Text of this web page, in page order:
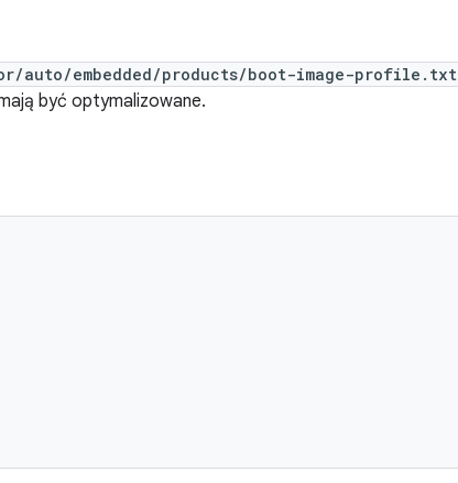
auto/embedded/products/boot-image-profile.txt
być optymalizowane.